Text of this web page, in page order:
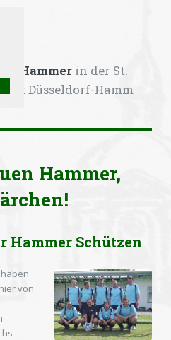
Hammerin der St.
Düsseldorf-Hamm
Hammer,
Hammer Schützen
von